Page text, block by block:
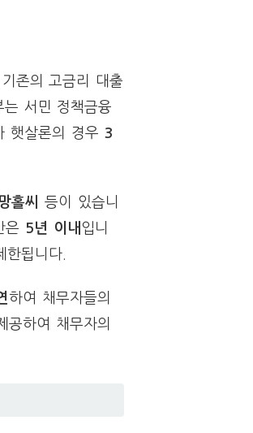
존의 고금리 대출
서민 정책금융
햇살론의 경우 3
홀씨
등이 있습니
은 5년 이내 입니
한됩니다.
하여 채무자들의
하여 채무자의